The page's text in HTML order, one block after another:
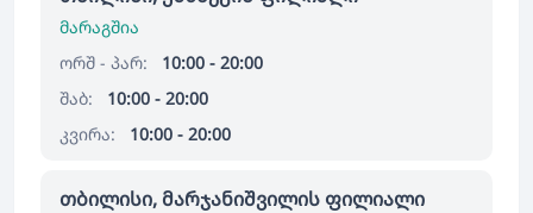
მარაგშია
ორშ - პარ:
10:00 - 20:00
შაბ:
10:00 - 20:00
კვირა:
10:00 - 20:00
თბილისი, მარჯანიშვილის ფილიალი